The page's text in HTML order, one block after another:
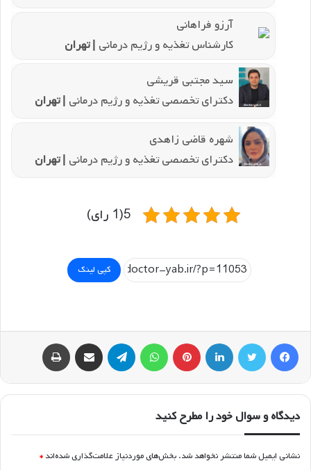
آرزو فراهانی
کارشناس تغذیه و رژیم درمانی | تهران
سید مجتبی قریشی
دکترای تخصصی تغذیه و رژیم درمانی | تهران
شهره قاضی زاهدی
دکترای تخصصی تغذیه و رژیم درمانی | تهران
5(1 رای)
کپی لینک
فیسبوک توییتر لینکداین پینتریست تلگرام اشتراک گذاری با ایمیل
دیدگاه و سوال خود را مطرح کنید
نشانی ایمیل شما منتشر نخواهد شد. بخش‌های موردنیاز علامت‌گذاری شده‌اند *